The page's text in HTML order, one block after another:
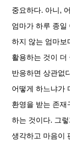
중요하다. 아니 ,
엄마가 하루 종일
하지 않는 엄마보
활용하는 것이 더
반응하면 상관없
어떻게 하느냐가
환영을 받는 존재
하는 것이다. 그
생각하고 마음이